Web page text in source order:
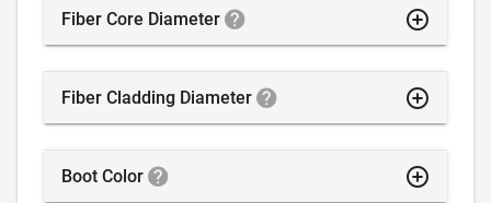
highlight_off
Fiber Core Diameter
highlight_off
Fiber Cladding Diameter
highlight_off
Boot Color